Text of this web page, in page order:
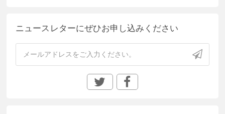
ニュースレターにぜひお申し込みください